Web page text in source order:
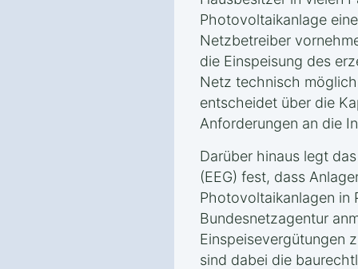
Photovoltaikanlage
Netzbetreiber
die Einspeisung des
Netz technisch
entscheidet über die
Anforderungen an die
Darüber hinaus legt
(EEG) fest, dass
Photovoltaikanlagen in
Bundesnetzagentur
Einspeisevergütungen
sind dabei die